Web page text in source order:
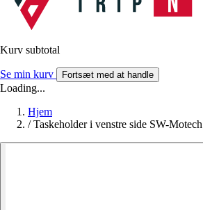
Kurv subtotal
Se min kurv Fortsæt med at handle
Loading...
Hjem
/ Taskeholder i venstre side SW-Motech